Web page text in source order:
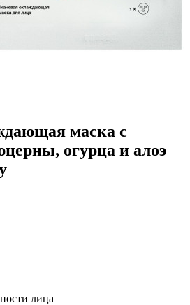
маска с
огурца и алоэ
лица